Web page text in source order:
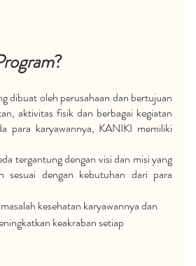
?
dibuat oleh perusahaan dan bertujuan
aktivitas fisik dan berbagai kegiatan
para karyawannya, KANIKI memiliki
tergantung dengan visi dan misi yang
dengan kebutuhan dari para
kesehatan karyawannya dan
keakraban setiap